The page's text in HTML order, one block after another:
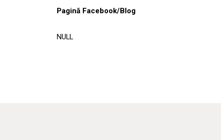
Pagină Facebook/Blog
NULL